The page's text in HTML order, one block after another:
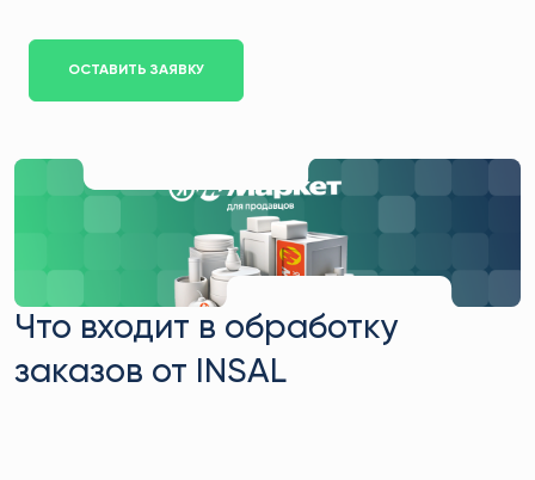
ОСТАВИТЬ ЗАЯВКУ
Что входит в обработку
заказов от INSAL